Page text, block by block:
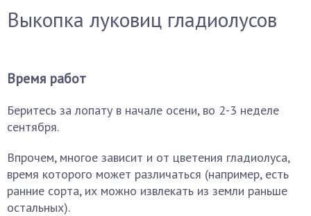
Выкопка луковиц гладиолусов
Время работ
Беритесь за лопату в начале осени, во 2-3 неделе
сентября.
Впрочем, многое зависит и от цветения гладиолуса,
время которого может различаться (например, есть
ранние сорта, их можно извлекать из земли раньше
остальных).